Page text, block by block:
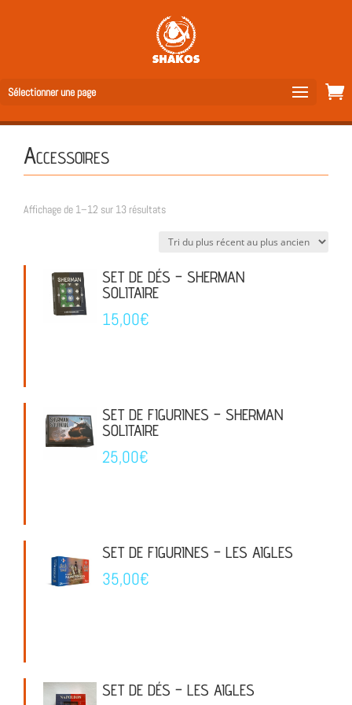
Sélectionner une page
Accessoires
Affichage de 1–12 sur 13 résultatsTrié
récent
SET DE DÉS – SHERMAN
SOLITAIRE
15,00€
SET DE FIGURINES – SHERMAN
SOLITAIRE
25,00€
SET DE FIGURINES – LES AIGLES
35,00€
SET DE DÉS – LES AIGLES